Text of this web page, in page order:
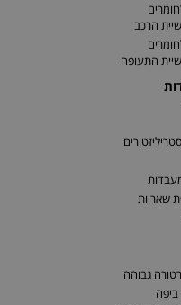
הרכב
התעופה
שאריות
גבוהה